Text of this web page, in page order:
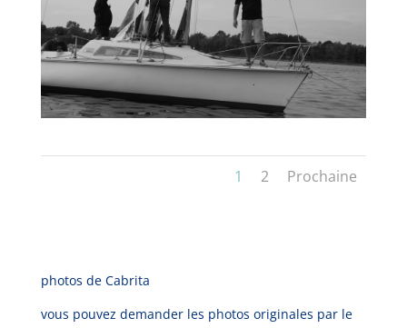
1 2 Prochaine
photos de Cabrita
vous pouvez demander les photos originales par le